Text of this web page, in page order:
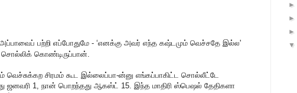
பற்றி எப்போதுமே - ‘எனக்கு அவர் எந்த கஷ்டமும் வெச்சதே இல்ல'
கொண்டிருப்பான்.
வெச்சுக்கற சிரமம் கூட இல்லைப்பா-ன்னு எங்கப்பாகிட்ட சொல்லீட்டே
ஜனவரி 1, நான் பொறந்தது ஆகஸ்ட் 15. இந்த மாதிரி ஸ்பெஷல் தேதிகளா
►
►
►
▼